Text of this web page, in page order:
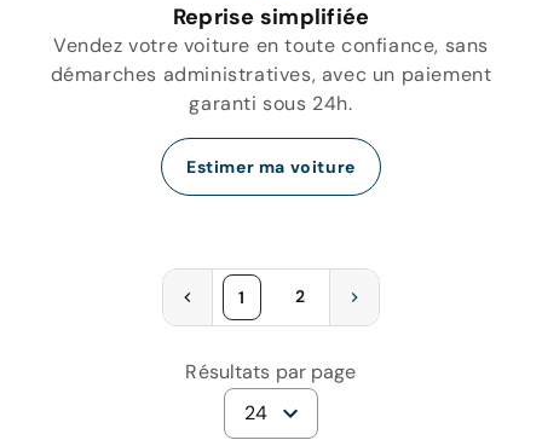
Reprise simplifiée
Vendez votre voiture en toute confiance, sans
démarches administratives, avec un paiement
garanti sous 24h.
Estimer ma voiture
1 2
Résultats par page
24